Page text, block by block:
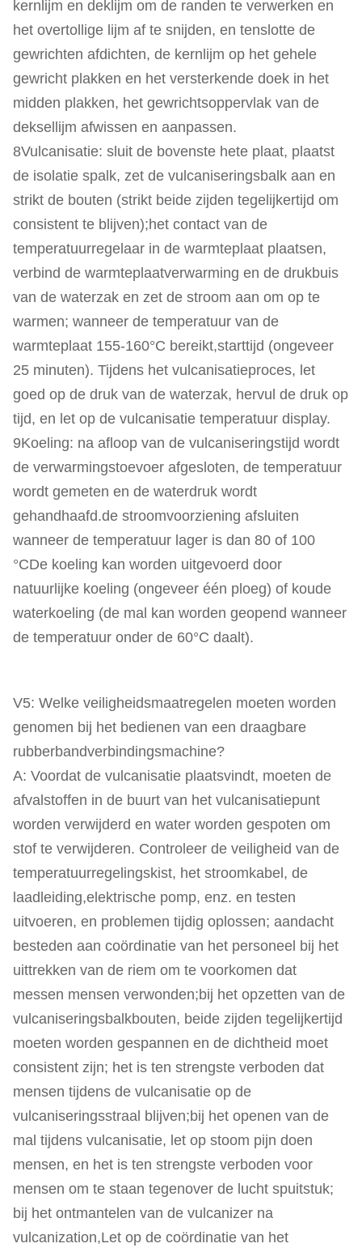
kernlijm en deklijm om de randen te verwerken en
het overtollige lijm af te snijden, en tenslotte de
gewrichten afdichten, de kernlijm op het gehele
gewricht plakken en het versterkende doek in het
midden plakken, het gewrichtsoppervlak van de
deksellijm afwissen en aanpassen.
8Vulcanisatie: sluit de bovenste hete plaat, plaatst
de isolatie spalk, zet de vulcaniseringsbalk aan en
strikt de bouten (strikt beide zijden tegelijkertijd om
consistent te blijven);het contact van de
temperatuurregelaar in de warmteplaat plaatsen,
verbind de warmteplaatverwarming en de drukbuis
van de waterzak en zet de stroom aan om op te
warmen; wanneer de temperatuur van de
warmteplaat 155-160°C bereikt,starttijd (ongeveer
25 minuten). Tijdens het vulcanisatieproces, let
goed op de druk van de waterzak, hervul de druk op
tijd, en let op de vulcanisatie temperatuur display.
9Koeling: na afloop van de vulcaniseringstijd wordt
de verwarmingstoevoer afgesloten, de temperatuur
wordt gemeten en de waterdruk wordt
gehandhaafd.de stroomvoorziening afsluiten
wanneer de temperatuur lager is dan 80 of 100
°CDe koeling kan worden uitgevoerd door
natuurlijke koeling (ongeveer één ploeg) of koude
waterkoeling (de mal kan worden geopend wanneer
de temperatuur onder de 60°C daalt).
V5: Welke veiligheidsmaatregelen moeten worden
genomen bij het bedienen van een draagbare
rubberbandverbindingsmachine?
A: Voordat de vulcanisatie plaatsvindt, moeten de
afvalstoffen in de buurt van het vulcanisatiepunt
worden verwijderd en water worden gespoten om
stof te verwijderen. Controleer de veiligheid van de
temperatuurregelingskist, het stroomkabel, de
laadleiding,elektrische pomp, enz. en testen
uitvoeren, en problemen tijdig oplossen; aandacht
besteden aan coördinatie van het personeel bij het
uittrekken van de riem om te voorkomen dat
messen mensen verwonden;bij het opzetten van de
vulcaniseringsbalkbouten, beide zijden tegelijkertijd
moeten worden gespannen en de dichtheid moet
consistent zijn; het is ten strengste verboden dat
mensen tijdens de vulcanisatie op de
vulcaniseringsstraal blijven;bij het openen van de
mal tijdens vulcanisatie, let op stoom pijn doen
mensen, en het is ten strengste verboden voor
mensen om te staan tegenover de lucht spuitstuk;
bij het ontmantelen van de vulcanizer na
vulcanization,Let op de coördinatie van het